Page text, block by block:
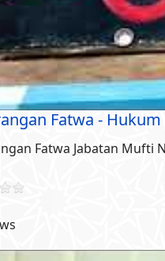
Fatwa -
Fatwa Jabatan Mufti